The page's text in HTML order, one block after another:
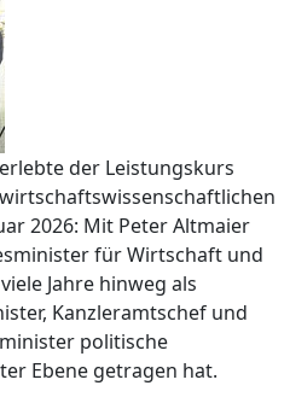
der Leistungskurs
2026: Mit Peter Altmaier
für Wirtschaft und
Jahre hinweg als
Kanzleramtschef und
politische
Ebene getragen hat.